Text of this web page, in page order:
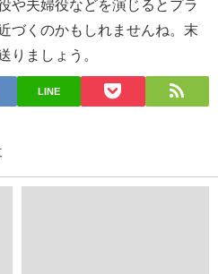
や夫婦役などを演じるとプラ
づくのかもしれませんね。末
りましょう。
LINE